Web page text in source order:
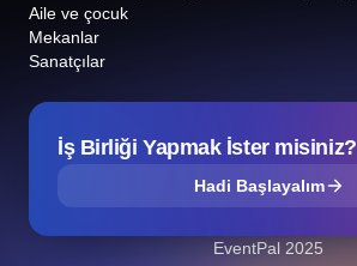
Aile ve çocuk
Mekanlar
Sanatçılar
İş Birliği Yapmak İster misiniz?
Hadi Başlayalım
EventPal 2025